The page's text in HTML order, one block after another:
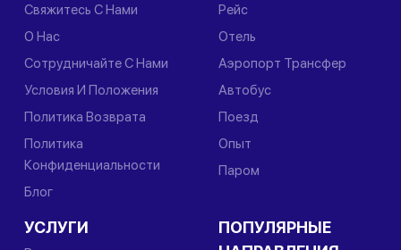
Свяжитесь С Нами
О Нас
Сотрудничайте С Нами
Условия И Положения
Политика Возврата
Политика
Конфиденциальности
Блог
Рейс
Отель
Аэропорт Трансфер
Автобус
Поезд
Опыт
Паром
УСЛУГИ
ПОПУЛЯРНЫЕ